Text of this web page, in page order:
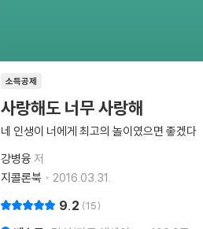
소득공제
사랑해도 너무 사랑해
네 인생이 너에게 최고의 놀이였으면 좋겠다
강병융 저
지콜론북
2016.03.31.
9.2 15